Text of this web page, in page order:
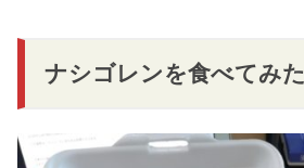
ナシゴレンを食べてみた